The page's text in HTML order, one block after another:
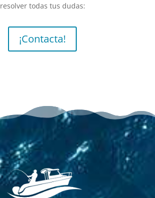
resolver todas tus dudas:
¡Contacta!